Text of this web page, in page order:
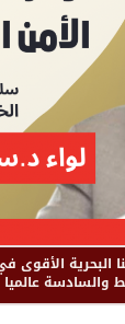
البحرية
والسادسة عالميا